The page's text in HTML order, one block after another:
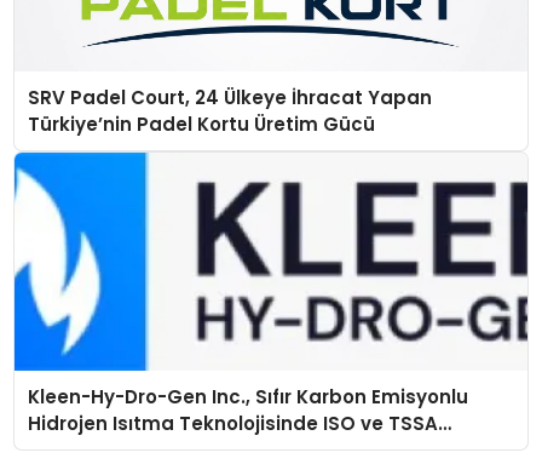
SRV Padel Court, 24 Ülkeye İhracat Yapan
Türkiye’nin Padel Kortu Üretim Gücü
Kleen-Hy-Dro-Gen Inc., Sıfır Karbon Emisyonlu
Hidrojen Isıtma Teknolojisinde ISO ve TSSA
Düzenleyici Onaylarını Aldı